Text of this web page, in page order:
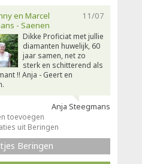
11/07
en Marcel
- Saenen
Dikke Proficiat met jullie
diamanten huwelijk, 60
jaar samen, net zo
sterk en schitterend als
!! Anja - Geert en
Anja Steegmans
toevoegen
uit Beringen
Beringen